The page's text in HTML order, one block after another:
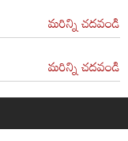
మరిన్ని చదవండి
మరిన్ని చదవండి